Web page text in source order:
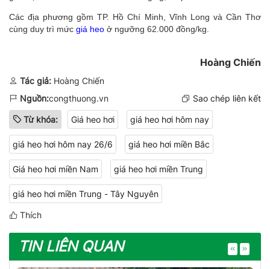
Các địa phương gồm TP. Hồ Chí Minh, Vĩnh Long và Cần Thơ
cùng duy trì mức giá heo ở ngưỡng 62.000 đồng/kg.
Hoàng Chiến
Tác giả: Hoàng Chiến
Nguồn:congthuong.vn Sao chép liên kết
Từ khóa: Giá heo hơi giá heo hơi hôm nay
giá heo hơi hôm nay 26/6 giá heo hơi miền Bắc
Giá heo hơi miền Nam giá heo hơi miền Trung
giá heo hơi miền Trung - Tây Nguyên
Thích
TIN LIÊN QUAN